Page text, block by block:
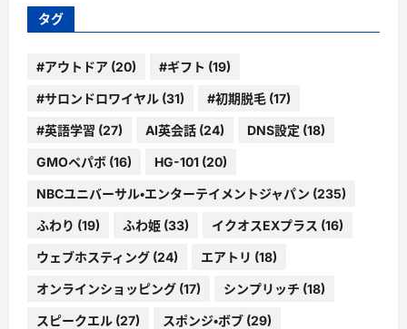
ブ
タグ
#アウトドア (20) #ギフト (19)
#サロンドロワイヤル (31) #初期脱毛 (17)
#英語学習 (27) AI英会話 (24) DNS設定 (18)
GMOペパボ (16) HG-101 (20)
NBCユニバーサル・エンターテイメントジャパン (235)
ふわり (19) ふわ姫 (33) イクオスEXプラス (16)
ウェブホスティング (24) エアトリ (18)
オンラインショッピング (17) シンプリッチ (18)
スピークエル (27) スポンジ・ボブ (29)